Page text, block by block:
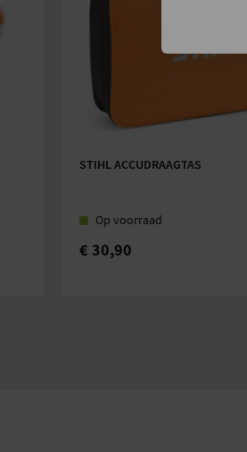
STIHL ACCUDRAAGTAS
Op voorraad
€ 30,90